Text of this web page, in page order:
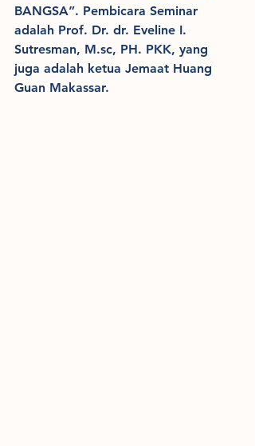
BANGSA”. Pembicara Seminar
adalah Prof. Dr. dr. Eveline I.
Sutresman, M.sc, PH. PKK, yang
juga adalah ketua Jemaat Huang
Guan Makassar.